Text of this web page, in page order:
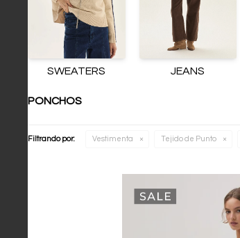
SWEATERS JEANS
PONCHOS
Filtrando por: Vestimenta Tejido de Punto